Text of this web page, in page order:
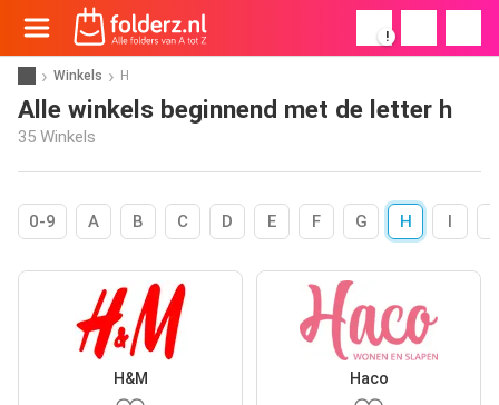
!
Winkels H
Alle winkels beginnend met de letter h
35 Winkels
0-9 A B C D E F G H I
H&M Haco